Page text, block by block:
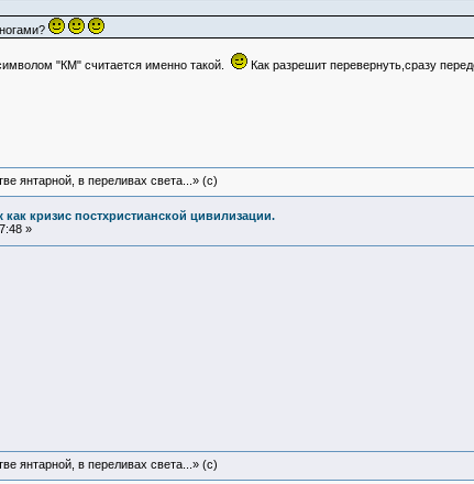
"КМ" считается именно такой. Как разрешит перевернуть,сразу
янтарной, в переливах света...» (c)
кризис постхристианской цивилизации.
»
янтарной, в переливах света...» (c)